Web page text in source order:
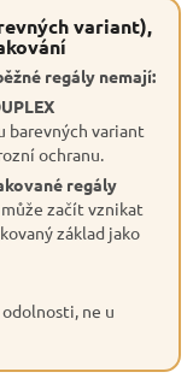
variant),
regály nemají:
barevných variant
ochranu.
regály
začít vznikat
základ jako
ne u